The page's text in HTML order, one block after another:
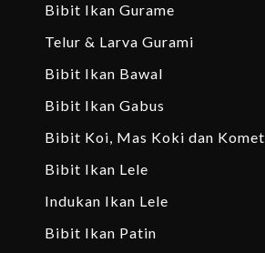
Bibit Ikan Gurame
Telur & Larva Gurami
Bibit Ikan Bawal
Bibit Ikan Gabus
Bibit Koi, Mas Koki dan Komet
Bibit Ikan Lele
Indukan Ikan Lele
Bibit Ikan Patin